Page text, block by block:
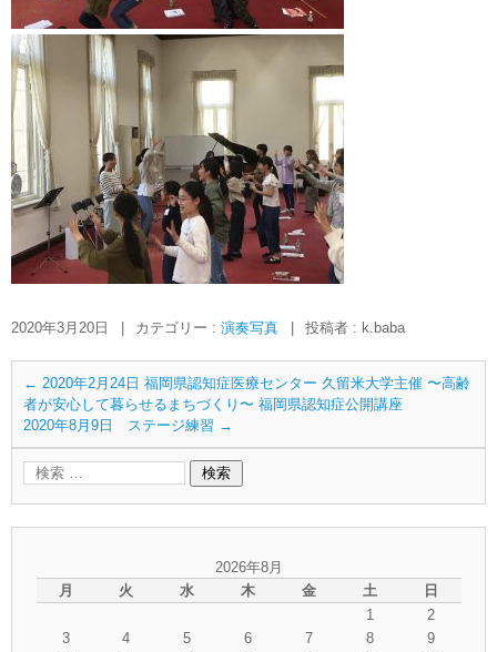
2020年3月20日 カテゴリー : 演奏写真 投稿者 : k.baba
← 2020年2月24日 福岡県認知症医療センター 久留米大学主催 〜高齢
者が安心して暮らせるまちづくり〜 福岡県認知症公開講座
2020年8月9日 ステージ練習 →
2026年8月
月
火 水 木 金 土
日
1
2
3
4 5 6 7 8
9